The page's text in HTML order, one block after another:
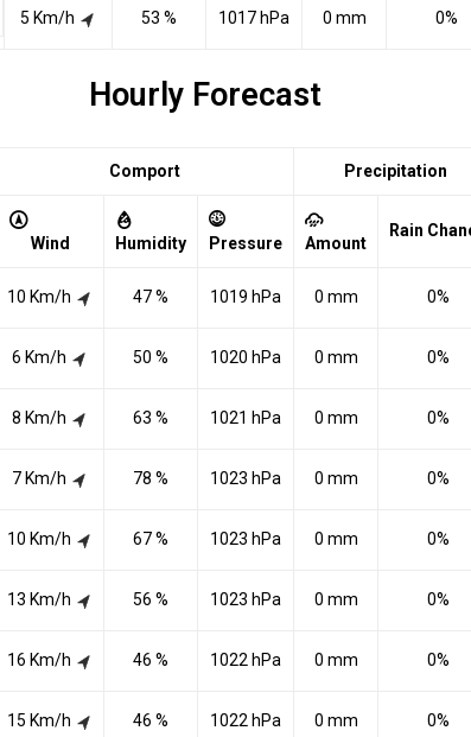
5 Km/h 53 % 1017 hPa 0 mm 0%
Hourly Forecast
Comport Precipitation
Wind Humidity Pressure Amount
Rain
10 Km/h 47 % 1019 hPa 0 mm 0%
6 Km/h 50 % 1020 hPa 0 mm 0%
8 Km/h 63 % 1021 hPa 0 mm 0%
7 Km/h 78 % 1023 hPa 0 mm 0%
10 Km/h 67 % 1023 hPa 0 mm 0%
13 Km/h 56 % 1023 hPa 0 mm 0%
16 Km/h 46 % 1022 hPa 0 mm 0%
15 Km/h 46 % 1022 hPa 0 mm 0%